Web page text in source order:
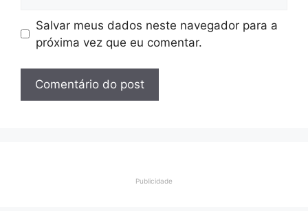
Salvar meus dados neste navegador para a
próxima vez que eu comentar.
Publicidade